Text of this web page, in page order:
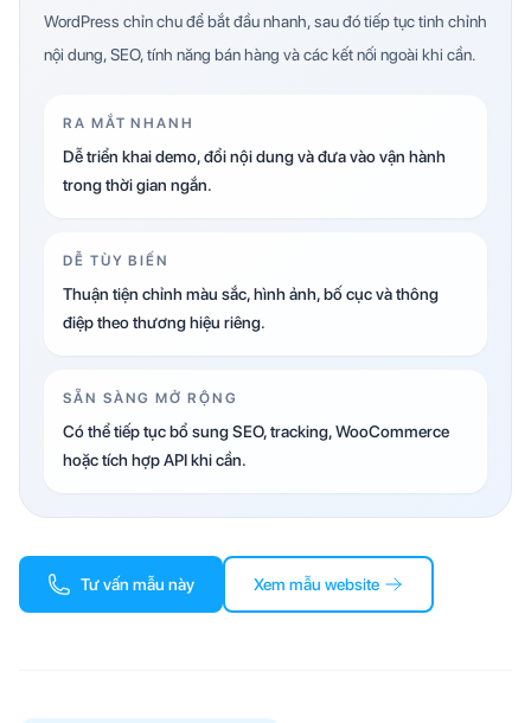
WordPress chỉn chu để bắt đầu nhanh, sau đó tiếp tục tinh chỉnh
nội dung, SEO, tính năng bán hàng và các kết nối ngoài khi cần.
RA MẮT NHANH
Dễ triển khai demo, đổi nội dung và đưa vào vận hành
trong thời gian ngắn.
DỄ TÙY BIẾN
Thuận tiện chỉnh màu sắc, hình ảnh, bố cục và thông
điệp theo thương hiệu riêng.
SẴN SÀNG MỞ RỘNG
Có thể tiếp tục bổ sung SEO, tracking, WooCommerce
hoặc tích hợp API khi cần.
Tư vấn mẫu này Xem mẫu website